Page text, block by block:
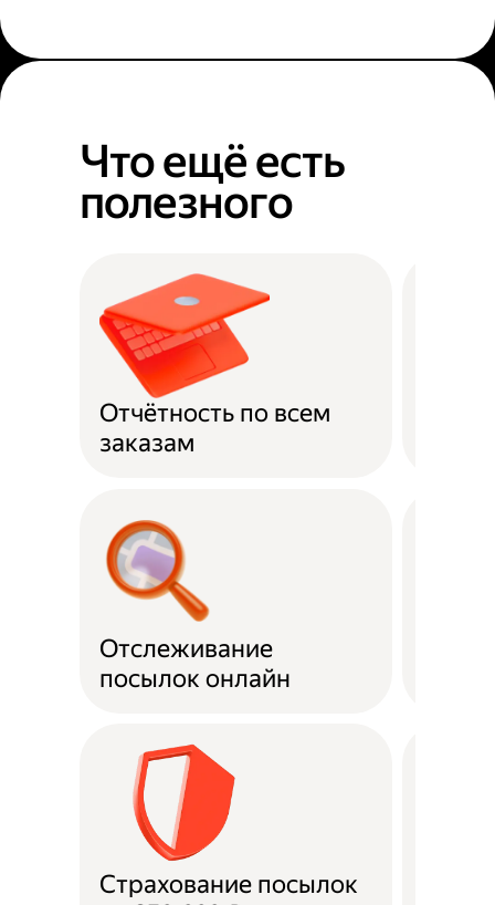
Что ещё есть
полезного
Отчётность по всем
заказам
Отслеживание
посылок онлайн
Страхование посылок